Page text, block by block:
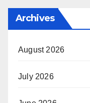
Archives
August 2026
July 2026